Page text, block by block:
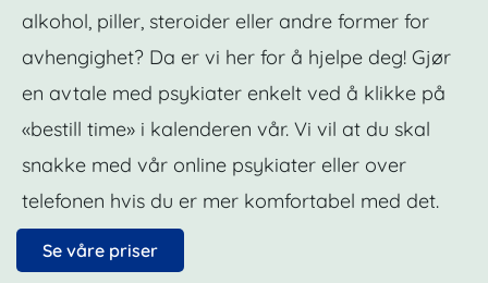
alkohol, piller, steroider eller andre former for
avhengighet? Da er vi her for å hjelpe deg! Gjør
en avtale med psykiater enkelt ved å klikke på
«bestill time» i kalenderen vår. Vi vil at du skal
snakke med vår online psykiater eller over
telefonen hvis du er mer komfortabel med det.
Se våre priser